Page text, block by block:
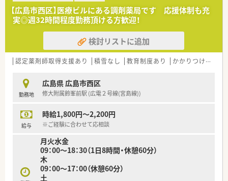
■周囲のスタッフと協力しながら、真面目に業務へ取り組める方
を歓迎しております。
■患者様やドクターの要望に耳を傾け、柔軟な対応を心がけてい
ただける方を希望します。
【勤務実態について】
■残業はほとんど発生しないため、終業後はプライベートの時間
■土曜は午前のみの勤務で、日曜と祝日は完全にお休みとなり、
週末はゆっくり過ごせます。
■夏季休暇や年末年始休暇も整備されており、オンとオフのメリ
【職場環境と雰囲気】
るアットホームな職場です。
■個人の自主性を重んじる風土があり、勉強会などへの参加を強
制されることはありません。
■本人の希望がない限り強制的な店舗異動はないため、腰を据え
て長く働ける環境です。
【広島市西区】医療ビルにある調剤薬局です 応援体制も充
実◎週32時間程度勤務頂ける方歓迎！
検討リストに追加
認定薬剤師取得支援あり 積雪なし 教育制度あり かかりつけ薬剤師
勤務地
広島県 広島市西区
修大附属鈴峯前駅 (広電２号線(宮島線))
給与
時給1,800円～2,200円
※ご経験に合わせて応相談
月火水金
09：00～18：30（1日8時間・休憩60分）
木
09：00～17：00（休憩60分）
土